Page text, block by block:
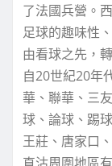
了法國兵營。
足球的趣味性
由看球之先，
自20世紀20年
華、聯華、三
球、論球、踢
王莊、唐家口